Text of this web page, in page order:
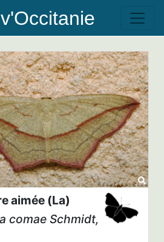
aimée (La)
comae Schmidt,